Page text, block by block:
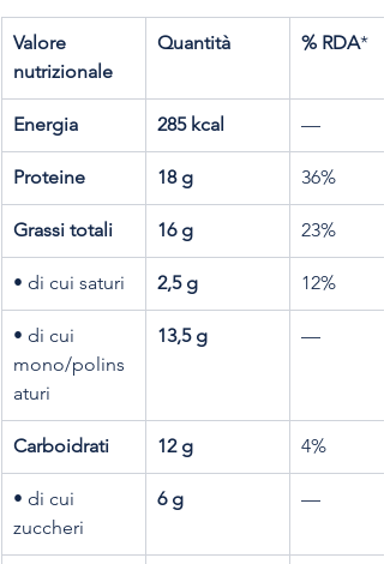
Valore
nutrizionale
Quantità % RDA*
Energia 285 kcal —
Proteine 18 g 36%
Grassi totali 16 g 23%
• di cui saturi 2,5 g 12%
• di cui
mono/polins
aturi
13,5 g —
Carboidrati 12 g 4%
• di cui
zuccheri
6 g —